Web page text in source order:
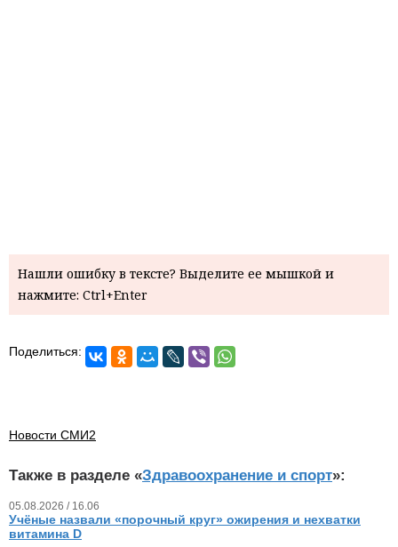
Нашли ошибку в тексте? Выделите ее мышкой и
нажмите: Ctrl+Enter
Поделиться:
Новости СМИ2
Также в разделе «Здравоохранение и спорт»:
05.08.2026 / 16.06
Учёные назвали «порочный круг» ожирения и нехватки
витамина D